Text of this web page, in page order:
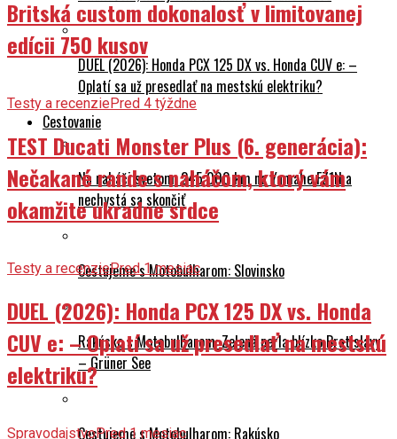
TEST Ducati Monster Plus (6. generácia): Nečakané rande
s naháčom, ktorý vám okamžite ukradne srdce
DUEL (2026): Honda PCX 125 DX vs. Honda CUV e: –
Oplatí sa už presedlať na mestskú elektriku?
Cestovanie
Na naháči svetom: 245 000 km na Yamahe FZ1N a
Cestujeme s Motobulharom: Slovinsko
Rakúsko s Motobulharom: Zelená perla blízko Bratislavy
Triumph Speed Twin 1200 TFC (2027) –
Britská custom dokonalosť v limitovanej
edícii 750 kusov
Testy a recenzie Pred 4 týždne
TEST Ducati Monster Plus (6. generácia):
Nečakané rande s naháčom, ktorý vám
okamžite ukradne srdce
Testy a recenziePred 1 mesiac
DUEL (2026): Honda PCX 125 DX vs. Honda
CUV e: – Oplatí sa už presedlať na mestskú
elektriku?